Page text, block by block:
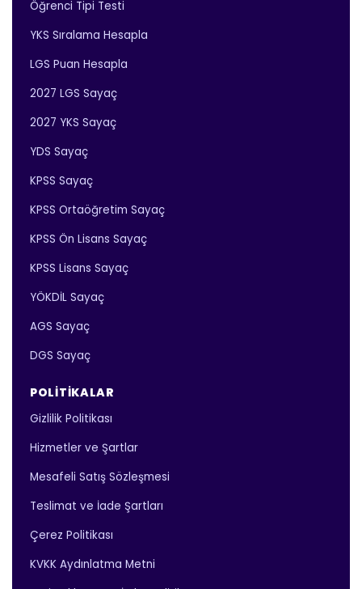
Öğrenci Tipi Testi
YKS Sıralama Hesapla
LGS Puan Hesapla
2027 LGS Sayaç
2027 YKS Sayaç
YDS Sayaç
KPSS Sayaç
KPSS Ortaöğretim Sayaç
KPSS Ön Lisans Sayaç
KPSS Lisans Sayaç
YÖKDİL Sayaç
AGS Sayaç
DGS Sayaç
POLITIKALAR
Gizlilik Politikası
Hizmetler ve Şartlar
Mesafeli Satış Sözleşmesi
Teslimat ve İade Şartları
Çerez Politikası
KVKK Aydınlatma Metni